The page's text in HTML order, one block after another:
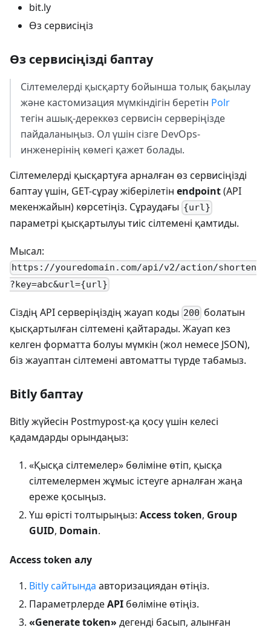
bit.ly
Өз сервисіңіз
Өз сервисіңізді баптау
Сілтемелерді қысқарту бойынша толық бақылау
және кастомизация мүмкіндігін беретін Polr
тегін ашық-дереккөз сервисін серверіңізде
пайдаланыңыз. Ол үшін сізге DevOps-
инженерінің көмегі қажет болады.
Сілтемелерді қысқартуға арналған өз сервисіңізді
баптау үшін, GET-сұрау жіберілетін endpoint(API
мекенжайын) көрсетіңіз. Сұраудағы {url}
параметрі қысқартылуы тиіс сілтемені қамтиды.
Мысал:
https://youredomain.com/api/v2/action/shorten
?key=abc&url={url}
Сіздің API серверіңіздің жауап коды 200 болатын
қысқартылған сілтемені қайтарады. Жауап кез
келген форматта болуы мүмкін (жол немесе JSON),
біз жауаптан сілтемені автоматты түрде табамыз.
Bitly баптау
Bitly жүйесін Postmypost-қа қосу үшін келесі
қадамдарды орындаңыз:
«Қысқа сілтемелер» бөліміне өтіп, қысқа
сілтемелермен жұмыс істеуге арналған жаңа
ереже қосыңыз.
Үш өрісті толтырыңыз: Access token, Group
GUID, Domain.
Access token алу
Bitly сайтында авторизациядан өтіңіз.
ПараметрлердеAPI бөліміне өтіңіз.
«Generate token» дегенді басып, алынған